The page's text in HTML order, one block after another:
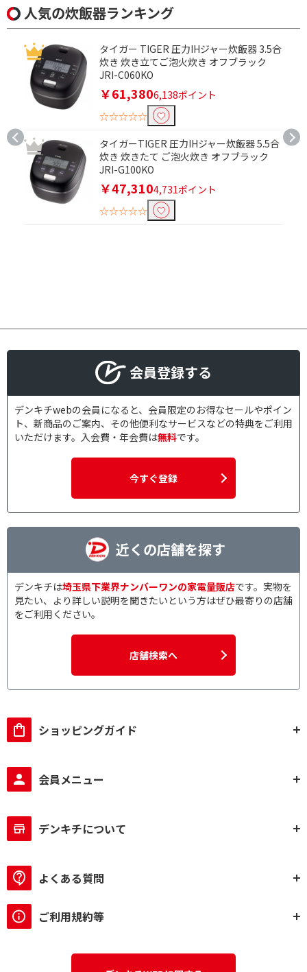
人気の炊飯器ランキング
タイガー TIGER 圧力IHジャー炊飯器 3.5合
炊き 炊き立てご泡火炊き オフブラック
JRI-C060KO
￥61,3806,138ポイント
☆☆☆☆☆
タイガーTIGER 圧力IHジャー炊飯器 5.5合
炊き 炊きたて ご泡火炊き オフブラック
JRI-G100KO
￥47,3104,731ポイント
☆☆☆☆☆
会員登録する
デンキチwebの会員になると、会員限定のお得なセールやポイン
ト、新商品のご案内、その他便利なサービスなどの特典をご利用
いただけます。入会費・年会費は無料です。
今すぐ登録
近くの店舗を探す
デンキチは埼玉県下業界ナンバーワンの家電量販店です。実物を
見たい、より詳しい説明を聞きたいという方はぜひ最寄りの店舗
をご利用ください。
店舗検索へ
ショッピングガイド
会員メニュー
デンキチについて
よくある質問
ご利用規約等